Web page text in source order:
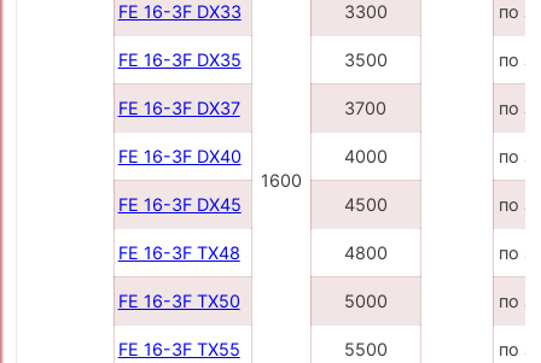
1600
FE 16-3F DX33 3300 по
FE 16-3F DX35 3500 по
FE 16-3F DX37 3700 по
FE 16-3F DX40 4000 по
FE 16-3F DX45 4500 по
FE 16-3F TX48 4800 по
FE 16-3F TX50 5000 по
FE 16-3F TX55 5500 по